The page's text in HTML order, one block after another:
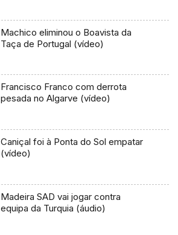
Machico eliminou o Boavista da
Taça de Portugal (vídeo)
Francisco Franco com derrota
pesada no Algarve (vídeo)
Caniçal foi à Ponta do Sol empatar
(vídeo)
Madeira SAD vai jogar contra
equipa da Turquia (áudio)